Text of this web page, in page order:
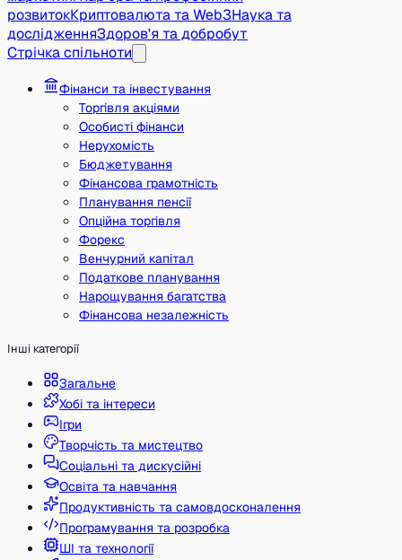
розвитокКриптовалюта та Web3Наука та
дослідженняЗдоров'я та добробут
Стрічка спільноти
Фінанси та інвестування
Торгівля акціями
Особисті фінанси
Нерухомість
Бюджетування
Фінансова грамотність
Планування пенсії
Опційна торгівля
Форекс
Венчурний капітал
Податкове планування
Нарощування багатства
Фінансова незалежність
Інші категорії
Загальне
Хобі та інтереси
Ігри
Творчість та мистецтво
Соціальні та дискусійні
Освіта та навчання
Продуктивність та самовдосконалення
Програмування та розробка
ШІ та технології